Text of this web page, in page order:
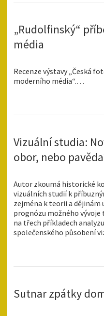
„Rudolfinský“
média
Recenze výstavy „Česká
moderního média“.…
Vizuální studia:
obor, nebo
Autor zkoumá historické
vizuálních studií k
zejména k teorii a dějinám
prognózu možného
na třech příkladech
společenského působení
Sutnar zpátky